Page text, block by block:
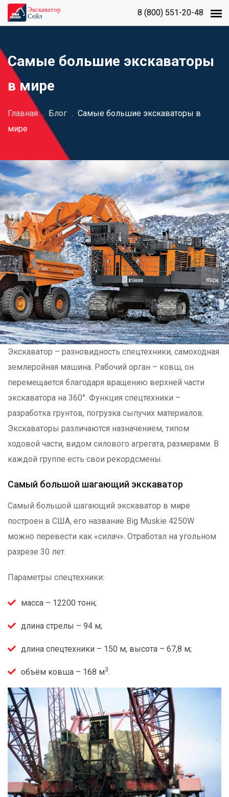
8 (800) 551-20-48
8 (800) 551-20-48
Самые большие экскаваторы
в мире
Главная . Блог . Самые большие экскаваторы в
мире
Экскаватор – разновидность спецтехники, самоходная
землеройная машина. Рабочий орган – ковш, он
перемещается благодаря вращению верхней части
экскаватора на 360°. Функция спецтехники –
разработка грунтов, погрузка сыпучих материалов.
Экскаваторы различаются назначением, типом
ходовой части, видом силового агрегата, размерами. В
каждой группе есть свои рекордсмены.
Самый большой шагающий экскаватор
Самый большой шагающий экскаватор в мире
построен в США, его название Big Muskie 4250W
можно перевести как «силач». Отработал на угольном
разрезе 30 лет.
Параметры спецтехники:
масса – 12200 тонн;
длина стрелы – 94 м;
длина спецтехники – 150 м, высота – 67,8 м;
объём ковша – 168 м3.